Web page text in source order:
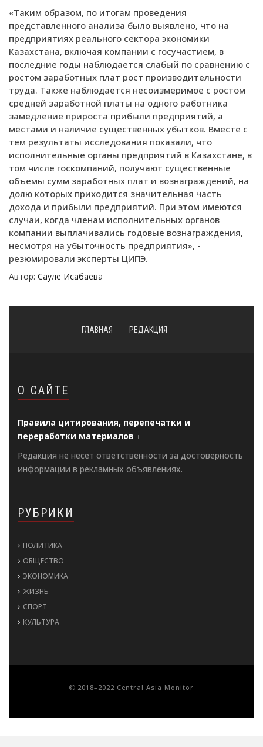
«Таким образом, по итогам проведения
представленного анализа было выявлено, что на
предприятиях реального сектора экономики
Казахстана, включая компании с госучастием, в
последние годы наблюдается слабый по сравнению с
ростом заработных плат рост производительности
труда. Также наблюдается несоизмеримое с ростом
средней заработной платы на одного работника
замедление прироста прибыли предприятий, а
местами и наличие существенных убытков. Вместе с
тем результаты исследования показали, что
исполнительные органы предприятий в Казахстане, в
том числе госкомпаний, получают существенные
объемы сумм заработных плат и вознаграждений, на
долю которых приходится значительная часть
дохода и прибыли предприятий. При этом имеются
случаи, когда членам исполнительных органов
компании выплачивались годовые вознаграждения,
несмотря на убыточность предприятия», -
резюмировали эксперты ЦИПЭ.
Автор: Сауле Исабаева
ГЛАВНАЯ РЕДАКЦИЯ
О САЙТЕ
Правила цитирования, перепечатки и
переработки материалов
Редакция не несет ответственности за достоверность
информации в рекламных объявлениях.
РУБРИКИ
ПОЛИТИКА
ОБЩЕСТВО
ЭКОНОМИКА
ЖИЗНЬ
СПОРТ
КУЛЬТУРА
2018–2022 Central Asia Monitor